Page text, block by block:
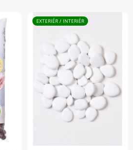
EXTERIÉR / INTERIÉR